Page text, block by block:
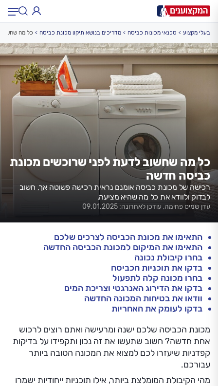
תחום
תחום:
תל אביב, חיפה…
כל מה שחשוב לדעת לפני שרוכשים מכונת
כביסה חדשה
רכישה של מכונת כביסה אומנם נראית רכישה פשוטה אך, חשוב
לבדוק ולוודא את כל מה שהיא מציעה.
עדן שמיס פחימה, עודכן לאחרונה: 09.01.2025
בעלי מקצוע טכנאי מכונות כביסה מדריכים בנושא תיקון מכונת כביסה כל מה שחשוב
התאימו את מכונת הכביסה לצרכים שלכם
התאימו את המיקום למכונת הכביסה החדשה
בחרו קיבולת נכונה
בדקו את תוכניות הכביסה
בחרו מכונה קלה לתפעול
בדקו את הדירוג האנרגטי וצריכת המים
וודאו את בטיחות המכונה החדשה
בדקו לעומק את האחריות
מכונת הכביסה שלכם ישנה ומרעישה ואתם רוצים לרכוש
אחת חדשה? חשוב שתעשו את זה נכון ותקפידו על בדיקות
קפדניות שיעזרו לכם למצוא את המכונה הטובה ביותר
עבורכם.
מהי הקיבולת המומלצת ביותר, אילו תוכניות ייחודיות ישמרו